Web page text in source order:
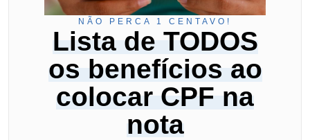
NÃO PERCA 1 CENTAVO!
Lista de TODOS
os benefícios ao
colocar CPF na
nota